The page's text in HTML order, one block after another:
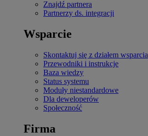
Znajdź partnera
Partnerzy ds. integracji
Wsparcie
Skontaktuj się z działem wsparcia
Przewodniki i instrukcje
Baza wiedzy
Status systemu
Moduły niestandardowe
Dla deweloperów
Społeczność
Firma